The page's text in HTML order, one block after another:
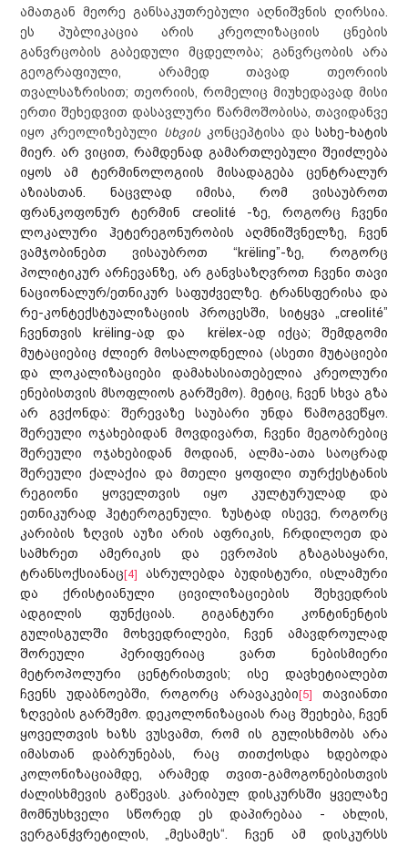
ამათგან მეორე განსაკუთრებული აღნიშვნის ღირსია.
ეს პუბლიკაცია არის კრეოლიზაციის ცნების
განვრცობის გაბედული მცდელობა; განვრცობის არა
გეოგრაფიული, არამედ თავად თეორიის
თვალსაზრისით; თეორიის, რომელიც მიუხედავად მისი
ერთი შეხედვით დასავლური წარმოშობისა, თავიდანვე
იყო კრეოლიზებული სხვისკონცეპტისა და სახე-ხატის
მიერ. არ ვიცით, რამდენად გამართლებული შეიძლება
იყოს ამ ტერმინოლოგიის მისადაგება ცენტრალურ
აზიასთან. ნაცვლად იმისა, რომ ვისაუბროთ
ფრანკოფონურ ტერმინ creolité -ზე, როგორც ჩვენი
ლოკალური ჰეტერეგონურობის აღმნიშვნელზე, ჩვენ
ვამჯობინებთ ვისაუბროთ “krёling”-ზე, როგორც
პოლიტიკურ არჩევანზე, არ განვსაზღვროთ ჩვენი თავი
ნაციონალურ/ეთნიკურ საფუძველზე. ტრანსფერისა და
რე-კონტექსტუალიზაციის პროცესში, სიტყვა „creolité”
ჩვენთვის krёling-ად და krёlex-ად იქცა; შემდგომი
მუტაციებიც ძლიერ მოსალოდნელია (ასეთი მუტაციები
და ლოკალიზაციები დამახასიათებელია კრეოლური
ენებისთვის მსოფლიოს გარშემო). მეტიც, ჩვენ სხვა გზა
არ გვქონდა: შერევაზე საუბარი უნდა წამოგვეწყო.
შერეული ოჯახებიდან მოვდივართ, ჩვენი მეგობრებიც
შერეული ოჯახებიდან მოდიან, ალმა-ათა საოცრად
შერეული ქალაქია და მთელი ყოფილი თურქესტანის
რეგიონი ყოველთვის იყო კულტურულად და
ეთნიკურად ჰეტეროგენული. ზუსტად ისევე, როგორც
კარიბის ზღვის აუზი არის აფრიკის, ჩრდილოეთ და
სამხრეთ ამერიკის და ევროპის გზაგასაყარი,
ტრანსოქსიანაც[4] ასრულებდა ბუდისტური, ისლამური
და ქრისტიანული ცივილიზაციების შეხვედრის
ადგილის ფუნქციას. გიგანტური კონტინენტის
გულისგულში მოხვედრილები, ჩვენ ამავდროულად
შორეული პერიფერიაც ვართ ნებისმიერი
მეტროპოლური ცენტრისთვის; ისე დავხეტიალებთ
ჩვენს უდაბნოებში, როგორც არავაკები[5] თავიანთი
ზღვების გარშემო. დეკოლონიზაციას რაც შეეხება, ჩვენ
ყოველთვის ხაზს ვუსვამთ, რომ ის გულისხმობს არა
იმასთან დაბრუნებას, რაც თითქოსდა ხდებოდა
კოლონიზაციამდე, არამედ თვით-გამოგონებისთვის
ძალისხმევის გაწევას. კარიბულ დისკურსში ყველაზე
მომნუსხველი სწორედ ეს დაპირებაა - ახლის,
ვერგანჭვრეტილის, „მესამეს“. ჩვენ ამ დისკურსს